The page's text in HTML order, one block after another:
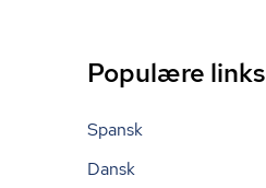
Populære links
Spansk
Dansk